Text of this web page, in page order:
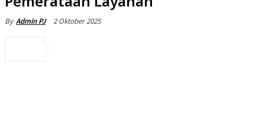
By Admin PJ 2 Oktober 2025